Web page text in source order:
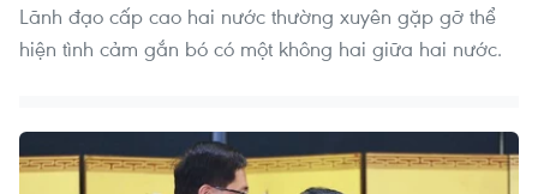
Lãnh đạo cấp cao hai nước thường xuyên gặp gỡ thể
hiện tình cảm gắn bó có một không hai giữa hai nước.